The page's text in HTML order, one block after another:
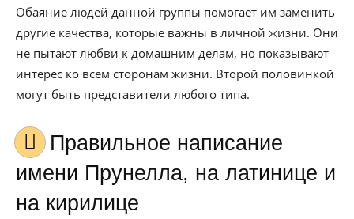
Обаяние людей данной группы помогает им заменить
другие качества, которые важны в личной жизни. Они
не пытают любви к домашним делам, но показывают
интерес ко всем сторонам жизни. Второй половинкой
могут быть представители любого типа.
Правильное написание
имени Прунелла, на латинице и
на кирилице